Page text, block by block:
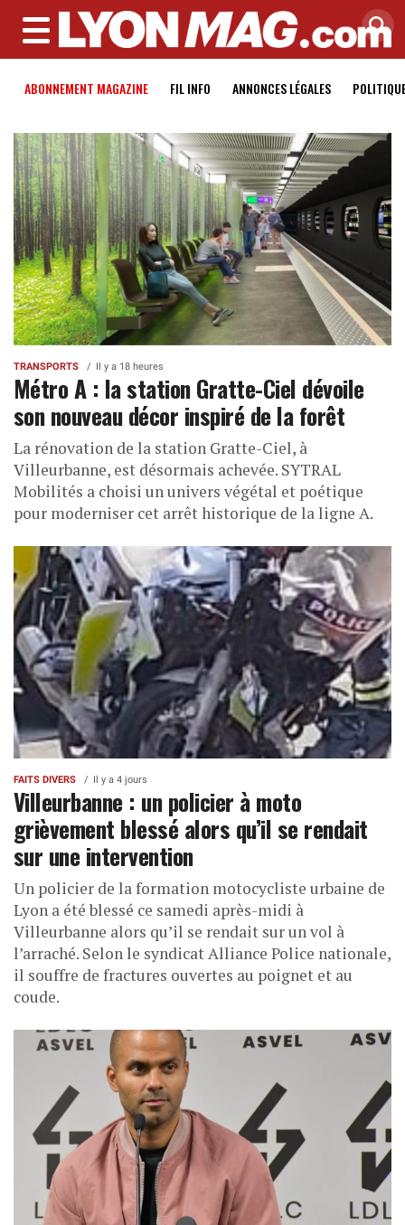
MENU
ABONNEMENT MAGAZINE FIL INFO ANNONCES LÉGALES
TRANSPORTS Il y a 18 heures
Métro A : la station Gratte-Ciel dévoile
son nouveau décor inspiré de la forêt
La rénovation de la station Gratte-Ciel, à
Villeurbanne, est désormais achevée. SYTRAL
Mobilités a choisi un univers végétal et poétique
pour moderniser cet arrêt historique de la ligne A.
FAITS DIVERS Il y a 4 jours
Villeurbanne : un policier à moto
grièvement blessé alors qu’il se rendait
sur une intervention
Un policier de la formation motocycliste urbaine de
Lyon a été blessé ce samedi après-midi à
Villeurbanne alors qu’il se rendait sur un vol à
l’arraché. Selon le syndicat Alliance Police nationale,
il souffre de fractures ouvertes au poignet et au
coude.